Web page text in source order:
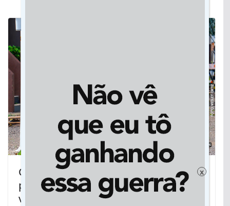
Com a ajuda do filho, homem que
perdeu perna dá a volta por cima e
volta aos campos
x